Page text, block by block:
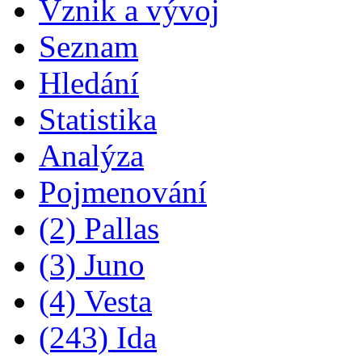
Vznik a vývoj
Seznam
Hledání
Statistika
Analýza
Pojmenování
(2) Pallas
(3) Juno
(4) Vesta
(243) Ida